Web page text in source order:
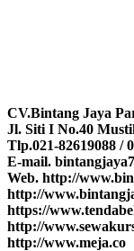
CV.Bintang Jaya
Jl. Siti I No.40
Tlp.021-82619088 /
E-mail.
Web. http://
http://
https://
http://
http://www.meja.co